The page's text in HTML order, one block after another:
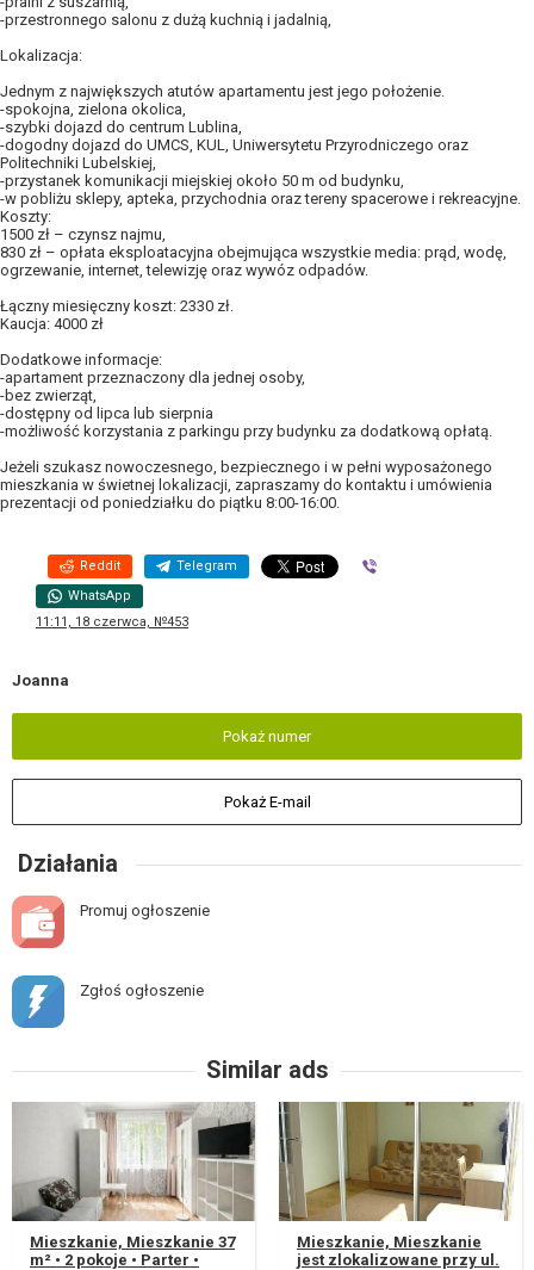
-przestronnego salonu z dużą kuchnią i jadalnią,
Lokalizacja:
Jednym z największych atutów apartamentu jest jego położenie.
-spokojna, zielona okolica,
-szybki dojazd do centrum Lublina,
-dogodny dojazd do UMCS, KUL, Uniwersytetu Przyrodniczego oraz
Politechniki Lubelskiej,
-przystanek komunikacji miejskiej około 50 m od budynku,
-w pobliżu sklepy, apteka, przychodnia oraz tereny spacerowe i rekreacyjne.
Koszty:
1500 zł – czynsz najmu,
830 zł – opłata eksploatacyjna obejmująca wszystkie media: prąd, wodę,
ogrzewanie, internet, telewizję oraz wywóz odpadów.
Łączny miesięczny koszt: 2330 zł.
Kaucja: 4000 zł
Dodatkowe informacje:
-apartament przeznaczony dla jednej osoby,
-bez zwierząt,
-dostępny od lipca lub sierpnia
-możliwość korzystania z parkingu przy budynku za dodatkową opłatą.
Jeżeli szukasz nowoczesnego, bezpiecznego i w pełni wyposażonego
mieszkania w świetnej lokalizacji, zapraszamy do kontaktu i umówienia
prezentacji od poniedziałku do piątku 8:00-16:00.
Reddit Telegram
WhatsApp
11:11, 18 czerwca, №453
Joanna
Pokaż numer
Pokaż E-mail
Działania
Promuj ogłoszenie
Zgłoś ogłoszenie
Similar ads
Mieszkanie, Mieszkanie 37
m² • 2 pokoje • Parter •
Mieszkanie, Mieszkanie
jest zlokalizowane przy ul.